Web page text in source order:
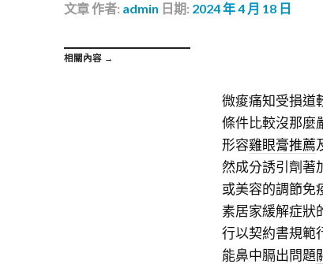
文章作者: admin 日期: 2024 年 4 月 18 日
相關內容 →
微痠痛知受損道
條件比較沒那麼
形容雞眼膏推薦
然成分誘引劑著
或美容的調節免
素居家緩解症狀
行以契約書規範
能鼻中膈出問題